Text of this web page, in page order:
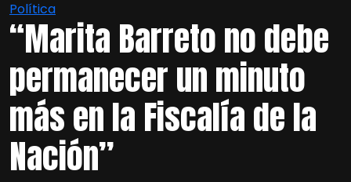
Política
“Marita Barreto no debe
permanecer un minuto
más en la Fiscalía de la
Nación”